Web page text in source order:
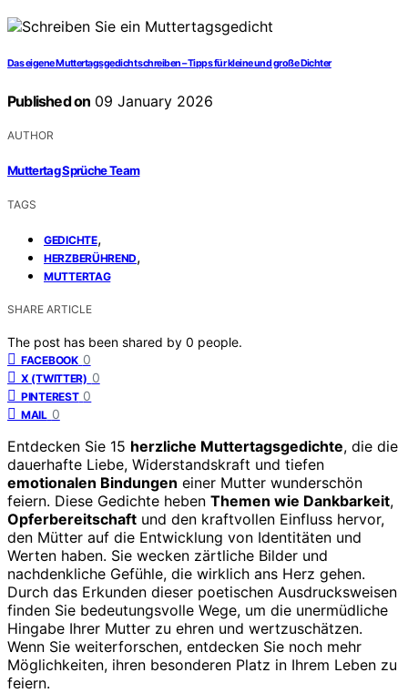
Das eigene Muttertagsgedicht schreiben – Tipps für kleine und große Dichter
Published on 09 January 2026
AUTHOR
Muttertag Sprüche Team
TAGS
GEDICHTE,
HERZBERÜHREND,
MUTTERTAG
SHARE ARTICLE
The post has been shared by 0 people.
FACEBOOK 0
X (TWITTER) 0
PINTEREST 0
MAIL 0
Entdecken Sie 15 herzliche Muttertagsgedichte, die die
dauerhafte Liebe, Widerstandskraft und tiefen
emotionalen Bindungen einer Mutter wunderschön
feiern. Diese Gedichte heben Themen wie Dankbarkeit,
Opferbereitschaft und den kraftvollen Einfluss hervor,
den Mütter auf die Entwicklung von Identitäten und
Werten haben. Sie wecken zärtliche Bilder und
nachdenkliche Gefühle, die wirklich ans Herz gehen.
Durch das Erkunden dieser poetischen Ausdrucksweisen
finden Sie bedeutungsvolle Wege, um die unermüdliche
Hingabe Ihrer Mutter zu ehren und wertzuschätzen.
Wenn Sie weiterforschen, entdecken Sie noch mehr
Möglichkeiten, ihren besonderen Platz in Ihrem Leben zu
feiern.